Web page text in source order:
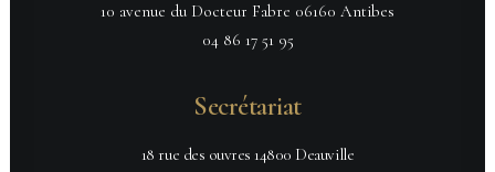
10 avenue du Docteur Fabre 06160 Antibes
04 86 17 51 95
Secrétariat
18 rue des ouvres 14800 Deauville